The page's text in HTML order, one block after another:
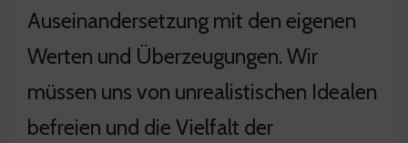
Auseinandersetzung mit den eigenen
Werten und Überzeugungen. Wir
müssen uns von unrealistischen Idealen
befreien und die Vielfalt der